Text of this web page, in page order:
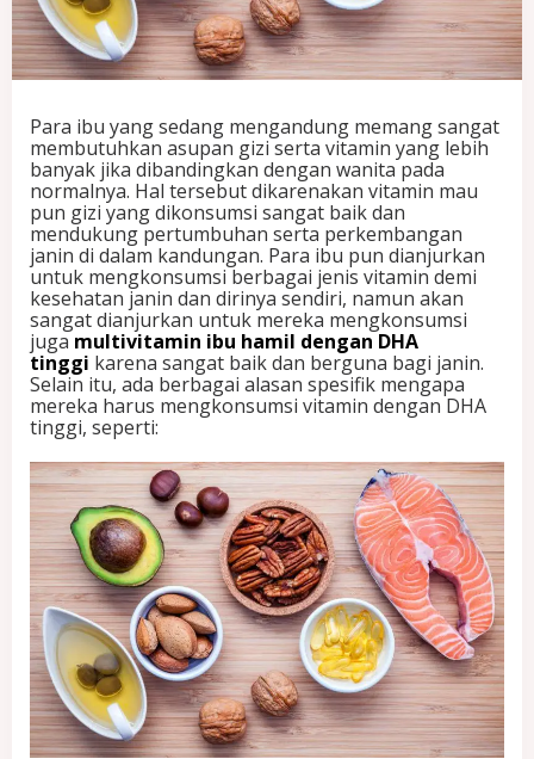
A
S
a
n
a
t
P
e
n
t
i
n
g
B
a
g
i
I
H
a
m
i
l
?
I
n
i
D
i
a
A
l
Para ibu yang sedang mengandung memang sangat
membutuhkan asupan gizi serta vitamin yang lebih
banyak jika dibandingkan dengan wanita pada
normalnya. Hal tersebut dikarenakan vitamin mau
pun gizi yang dikonsumsi sangat baik dan
mendukung pertumbuhan serta perkembangan
janin di dalam kandungan. Para ibu pun dianjurkan
untuk mengkonsumsi berbagai jenis vitamin demi
kesehatan janin dan dirinya sendiri, namun akan
sangat dianjurkan untuk mereka mengkonsumsi
jugamultivitamin ibu hamil dengan DHA
tinggi karena sangat baik dan berguna bagi janin.
Selain itu, ada berbagai alasan spesifik mengapa
mereka harus mengkonsumsi vitamin dengan DHA
tinggi, seperti: